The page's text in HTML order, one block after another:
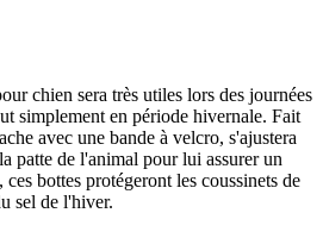
chien sera très utiles lors des journées
simplement en période hivernale. Fait
avec une bande à velcro, s'ajustera
patte de l'animal pour lui assurer un
bottes protégeront les coussinets de
sel de l'hiver.